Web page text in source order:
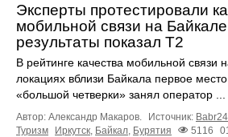
Эксперты протестировали
мобильной связи на
результаты показал Т2
В рейтинге качества мобильной связи
локациях вблизи Байкала первое
«большой четверки» занял оператор ...
Автор: Александр Макаров. Источник:
Туризм
Иркутск, Байкал, Бурятия 5116